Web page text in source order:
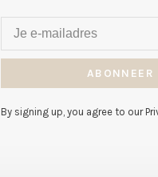
ABONNEER
By signing up, you agree to our